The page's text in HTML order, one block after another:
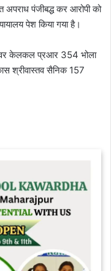
पंजीबद्ध कर आरोपी को
पेश किया गया है।
केलकल प्रआर 354 भोला
श्रीवास्तव सैनिक 157